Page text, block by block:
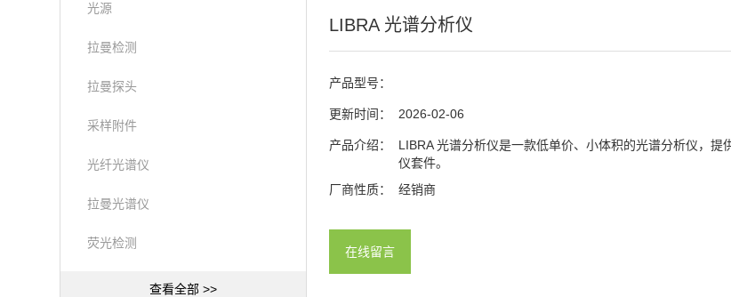
光源
拉曼检测
拉曼探头
采样附件
光纤光谱仪
拉曼光谱仪
荧光检测
查看全部 >>
LIBRA 光谱分析仪
产品型号：
更新时间： 2026-02-06
产品介绍：
LIBRA 光谱分析仪是一款低单价、小体积的光谱分析仪，
仪套件。
厂商性质：
经销商
在线留言